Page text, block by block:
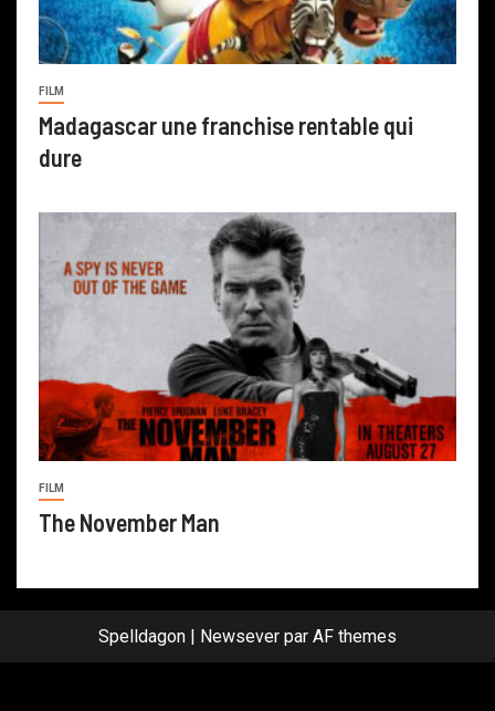
FILM
Madagascar une franchise rentable qui
dure
FILM
The November Man
Spelldagon Newsever par AF themes